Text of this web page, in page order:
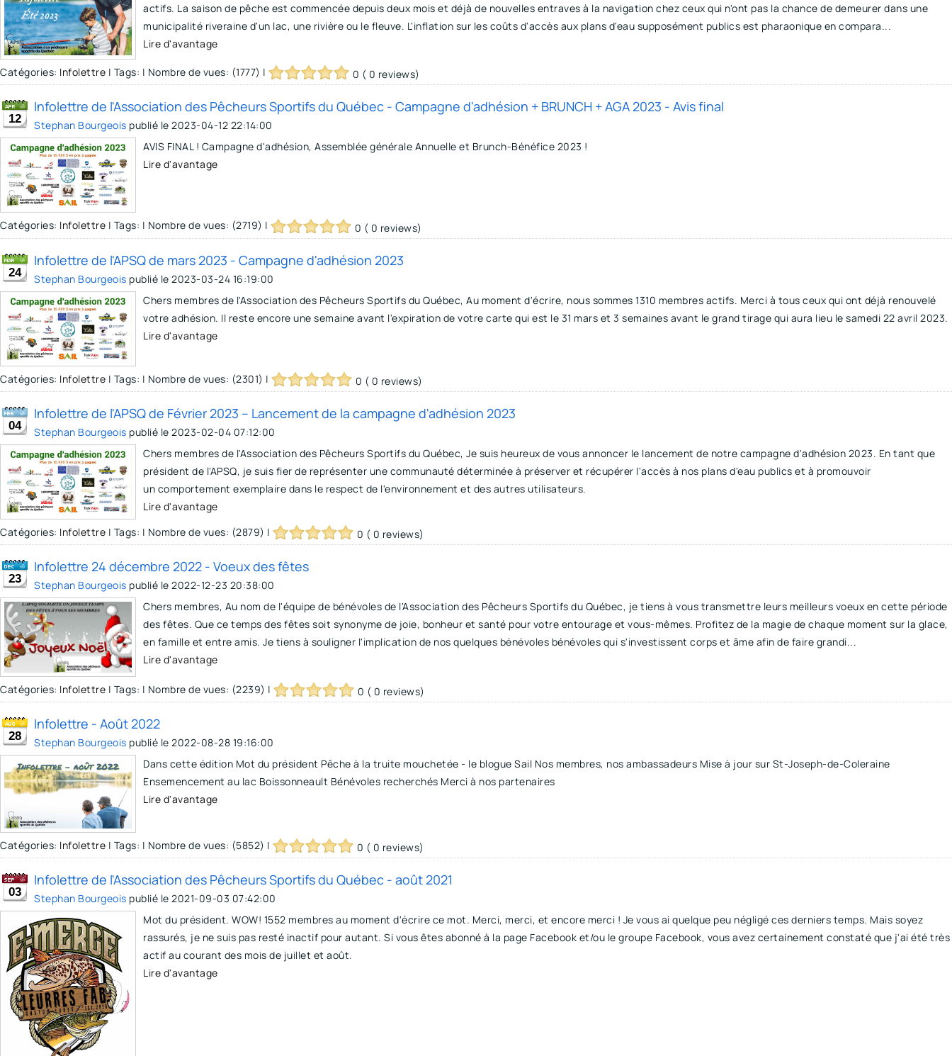
actifs. La saison de pêche est commencée depuis deux mois et déjà de nouvelles entraves à la navigation chez ceux qui n'ont pas la chance de demeurer dans une
municipalité riveraine d'un lac, une rivière ou le fleuve. L'inflation sur les coûts d'accès aux plans d'eau supposément publics est pharaonique en compara...
Lire d'avantage
Catégories: Infolettre | Tags: | Nombre de vues: (1777) | 0 ( 0 reviews)
12
Infolettre de l'Association des Pêcheurs Sportifs du Québec - Campagne d'adhésion + BRUNCH + AGA 2023 - Avis final
Stephan Bourgeois publié le 2023-04-12 22:14:00
AVIS FINAL ! Campagne d'adhésion, Assemblée générale Annuelle et Brunch-Bénéfice 2023 !
Lire d'avantage
Catégories: Infolettre | Tags: | Nombre de vues: (2719) | 0 ( 0 reviews)
24
Infolettre de l'APSQ de mars 2023 - Campagne d'adhésion 2023
Stephan Bourgeois publié le 2023-03-24 16:19:00
Chers membres de l'Association des Pêcheurs Sportifs du Québec, Au moment d'écrire, nous sommes 1310 membres actifs. Merci à tous ceux qui ont déjà renouvelé
votre adhésion. Il reste encore une semaine avant l'expiration de votre carte qui est le 31 mars et 3 semaines avant le grand tirage qui aura lieu le samedi 22 avril 2023.
Lire d'avantage
Catégories: Infolettre | Tags: | Nombre de vues: (2301) | 0 ( 0 reviews)
04
Infolettre de l'APSQ de Février 2023 -- Lancement de la campagne d'adhésion 2023
Stephan Bourgeois publié le 2023-02-04 07:12:00
Chers membres de l'Association des Pêcheurs Sportifs du Québec, Je suis heureux de vous annoncer le lancement de notre campagne d'adhésion 2023. En tant que
président de l'APSQ, je suis fier de représenter une communauté déterminée à préserver et récupérer l'accès à nos plans d'eau publics et à promouvoir
un comportement exemplaire dans le respect de l'environnement et des autres utilisateurs.
Lire d'avantage
Catégories: Infolettre | Tags: | Nombre de vues: (2879) | 0 ( 0 reviews)
23
Infolettre 24 décembre 2022 - Voeux des fêtes
Stephan Bourgeois publié le 2022-12-23 20:38:00
Chers membres, Au nom de l'équipe de bénévoles de l'Association des Pêcheurs Sportifs du Québec, je tiens à vous transmettre leurs meilleurs voeux en cette période
des fêtes. Que ce temps des fêtes soit synonyme de joie, bonheur et santé pour votre entourage et vous-mêmes. Profitez de la magie de chaque moment sur la glace,
en famille et entre amis. Je tiens à souligner l'implication de nos quelques bénévoles bénévoles qui s'investissent corps et âme afin de faire grandi...
Lire d'avantage
Catégories: Infolettre | Tags: | Nombre de vues: (2239) | 0 ( 0 reviews)
28
Infolettre - Août 2022
Stephan Bourgeois publié le 2022-08-28 19:16:00
Dans cette édition Mot du président Pêche à la truite mouchetée - le blogue Sail Nos membres, nos ambassadeurs Mise à jour sur St-Joseph-de-Coleraine
Ensemencement au lac Boissonneault Bénévoles recherchés Merci à nos partenaires
Lire d'avantage
Catégories: Infolettre | Tags: | Nombre de vues: (5852) | 0 ( 0 reviews)
03
Infolettre de l'Association des Pêcheurs Sportifs du Québec - août 2021
Stephan Bourgeois publié le 2021-09-03 07:42:00
Mot du président. WOW! 1552 membres au moment d'écrire ce mot. Merci, merci, et encore merci ! Je vous ai quelque peu négligé ces derniers temps. Mais soyez
rassurés, je ne suis pas resté inactif pour autant. Si vous êtes abonné à la page Facebook et/ou le groupe Facebook, vous avez certainement constaté que j'ai été très
actif au courant des mois de juillet et août.
Lire d'avantage